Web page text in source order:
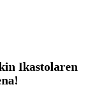
Ikastolaren